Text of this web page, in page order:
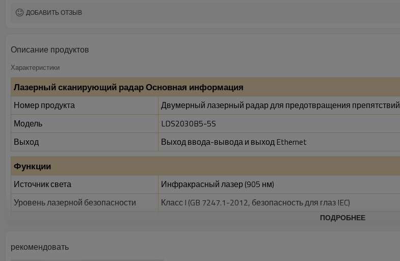
ДОБАВИТЬ ОТЗЫВ
Описание продуктов
Характеристики
Лазерный сканирующий радар Основная информация
Номер продукта
Двумерный лазерный радар для предотвращения препятствий
Модель
LDS2030B5-5S
Выход
Выход ввода-вывода и выход Ethernet
Функции
Источник света
Инфракрасный лазер (905 нм)
Уровень лазерной безопасности
Класс I (GB 7247.1-2012, безопасность для глаз IEC)
прожектора
ПОДРОБНЕЕ
рекомендовать